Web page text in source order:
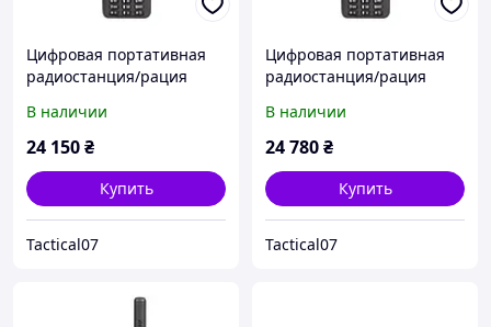
Цифровая портативная
радиостанция/рация
5W, FKP
(MDH56JDN9VA1AN)
В наличии
24 150₴
Купить
Tactical07
Цифровая портативная
радиостанция/рация
5W, FKP, AES-256
(MDH56JDN9VA1AN)
В наличии
24 780₴
Купить
Tactical07